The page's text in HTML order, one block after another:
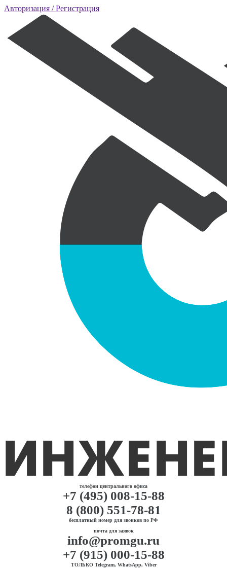
Авторизация / Регистрация
телефон центрального офиса
+7 (495) 008-15-88
8 (800) 551-78-81
бесплатный номер для звонков по РФ
почта для заявок
info@promgu.ru
+7 (915) 000-15-88
ТОЛЬКО Telegram, WhatsApp, Viber